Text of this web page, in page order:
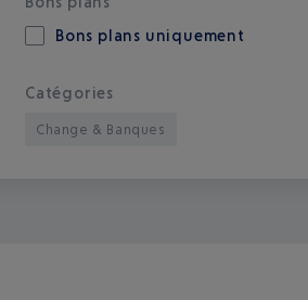
Bons plans uniquement
Catégories
Change & Banques